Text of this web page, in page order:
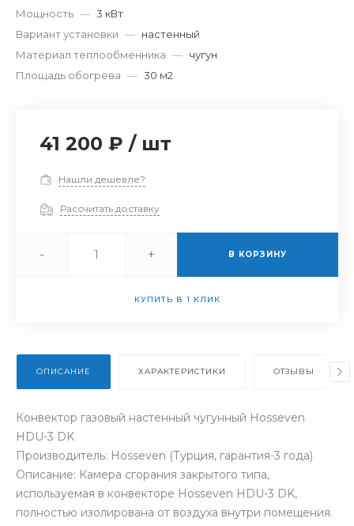
Мощность — 3 кВт
Вариант установки — настенный
Материал теплообменника — чугун
Площадь обогрева — 30 м2
41 200 ₽ / шт
Нашли дешевле?
Рассчитать доставку
- + В КОРЗИНУ
КУПИТЬ В 1 КЛИК
ОПИСАНИЕ ХАРАКТЕРИСТИКИ ОТЗЫВЫ
Конвектор газовый настенный чугунный Hosseven
HDU-3 DK
Производитель: Hosseven (Турция, гарантия-3 года)
Описание: Камера сгорания закрытого типа,
используемая в конвекторе Hosseven HDU-3 DK,
полностью изолирована от воздуха внутри помещения.